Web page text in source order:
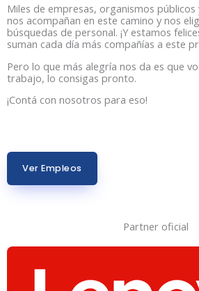
Miles de empresas, organismos
nos acompañan en este camino y nos
búsquedas de personal. ¡Y estamos
suman cada día más compañías a este
Pero lo que más alegría nos da es que
trabajo, lo consigas pronto.
¡Contá con nosotros para eso!
Ver Empleos
Partner oficial